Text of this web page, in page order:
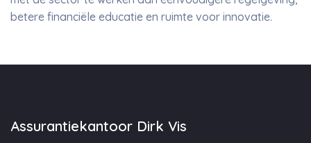
betere financiële educatie en ruimte voor innovatie.
Assurantiekantoor Dirk Vis